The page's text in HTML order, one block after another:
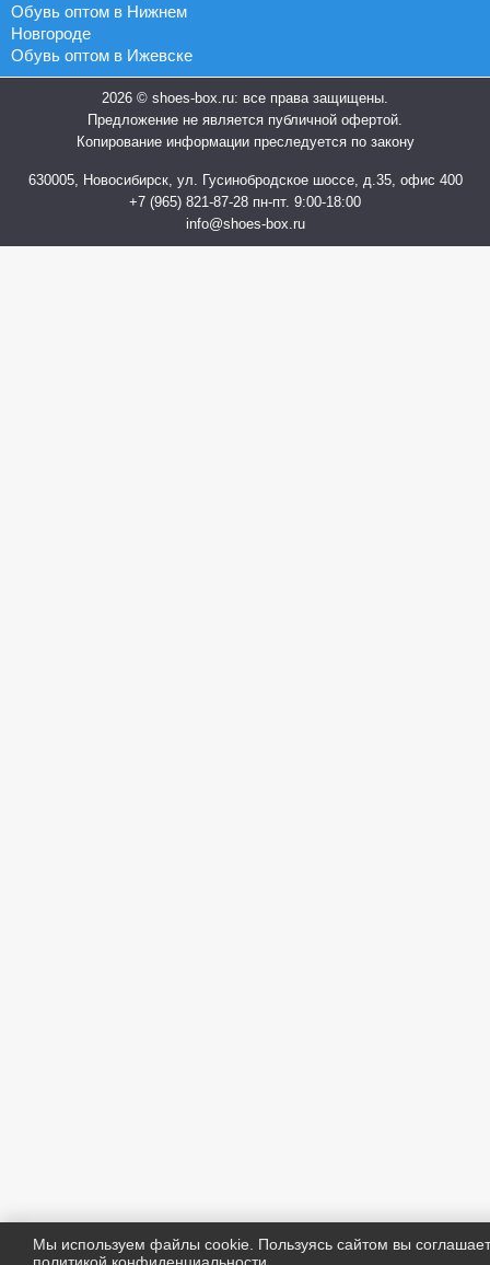
Обувь оптом в Нижнем
Новгороде
Обувь оптом в Ижевске
2026 © shoes-box.ru: все права защищены.
Предложение не является публичной офертой.
Копирование информации преследуется по закону
630005, Новосибирск, ул. Гусинобродское шоссе, д.35, офис 400
+7 (965) 821-87-28 пн-пт. 9:00-18:00
info@shoes-box.ru
Мы используем файлы cookie. Пользуясь сайтом вы